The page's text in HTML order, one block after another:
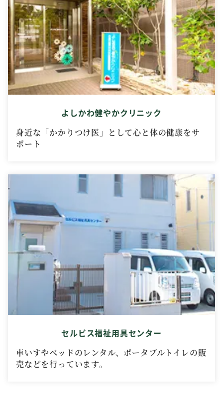
よしかわ健やかクリニック
身近な「かかりつけ医」として心と体の健康をサ
ポート
セルビス福祉用具センター
車いすやベッドのレンタル、ポータブルトイレの販
売などを行っています。